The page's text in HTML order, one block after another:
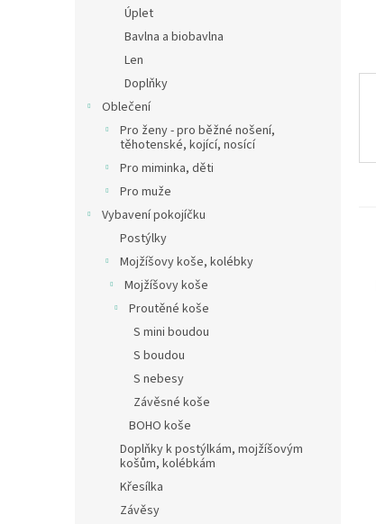
Úplet
Bavlna a biobavlna
Len
Doplňky
Oblečení
Pro ženy - pro běžné nošení,
těhotenské, kojící, nosící
Pro miminka, děti
Pro muže
Vybavení pokojíčku
Postýlky
Mojžíšovy koše, kolébky
Mojžíšovy koše
Proutěné koše
S mini boudou
S boudou
S nebesy
Závěsné koše
BOHO koše
Doplňky k postýlkám, mojžíšovým
košům, kolébkám
Křesílka
Závěsy